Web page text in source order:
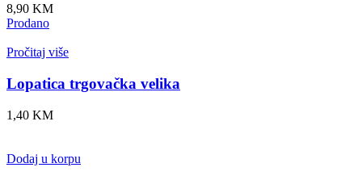
8,90 KM
Prodano
Pročitaj više
Lopatica trgovačka velika
1,40 KM
Dodaj u korpu